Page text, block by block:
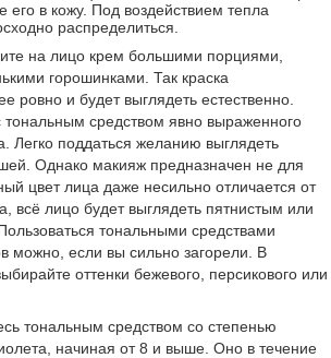
его в кожу. Под воздействием тепла
распределиться.
на лицо крем большими порциями,
горошинками. Так краска
ровно и будет выглядеть естественно.
тональным средством явно выраженного
Легко поддаться желанию выглядеть
Однако макияж предназначен не для
цвет лица даже несильно отличается от
всё лицо будет выглядеть пятнистым или
тональными средствами
можно, если вы сильно загорели. В
оттенки бежевого, персикового или
тональным средством со степенью
начиная от 8 и выше. Оно в течение